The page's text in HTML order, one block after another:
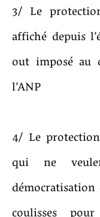
3/ Le
affiché depuis
out imposé au
l’ANP
4/ Le
qui ne